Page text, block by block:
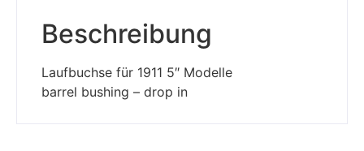
Beschreibung
Laufbuchse für 1911 5″ Modelle
barrel bushing – drop in